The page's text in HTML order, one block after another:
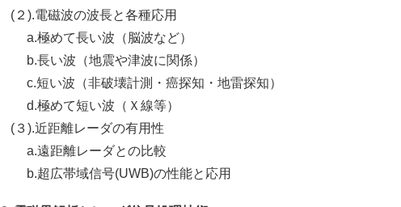
(２).電磁波の波長と各種応用
a.極めて長い波（脳波など）
b.長い波（地震や津波に関係）
c.短い波（非破壊計測・癌探知・地雷探知）
d.極めて短い波（Ｘ線等）
(３).近距離レーダの有用性
a.遠距離レーダとの比較
b.超広帯域信号(UWB)の性能と応用